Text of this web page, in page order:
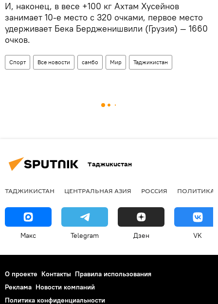
И, наконец, в весе +100 кг Ахтам Хусейнов
занимает 10-е место с 320 очками, первое место
удерживает Бека Бердженишвили (Грузия) — 1660
очков.
Спорт Все новости самбо Мир Таджикистан
Таджикистан
ТАДЖИКИСТАН ЦЕНТРАЛЬНАЯ АЗИЯ РОССИЯ ПОЛИТИКА
Макс Telegram Дзен VK
О проекте Контакты Правила использования
Реклама Новости компаний
Политика конфиденциальности